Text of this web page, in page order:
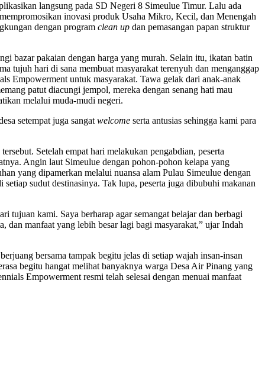
langsung pada SD Negeri 8 Simeulue Timur. Lalu ada
inovasi produk Usaha Mikro, Kecil, dan Menengah
dengan program clean up dan pemasangan papan struktur
bazar pakaian dengan harga yang murah. Selain itu, ikatan batin
tujuh hari di sana membuat masyarakat terenyuh dan menganggap
Empowerment untuk masyarakat. Tawa gelak dari anak-anak
patut diacungi jempol, mereka dengan senang hati mau
melalui muda-mudi negeri.
setempat juga sangat welcome serta antusias sehingga kami para
Setelah empat hari melakukan pengabdian, peserta
Angin laut Simeulue dengan pohon-pohon kelapa yang
yang dipamerkan melalui nuansa alam Pulau Simeulue dengan
sudut destinasinya. Tak lupa, peserta juga dibubuhi makanan
tujuan kami. Saya berharap agar semangat belajar dan berbagi
dan manfaat yang lebih besar lagi bagi masyarakat,” ujar Indah
bersama tampak begitu jelas di setiap wajah insan-insan
begitu hangat melihat banyaknya warga Desa Air Pinang yang
Empowerment resmi telah selesai dengan menuai manfaat